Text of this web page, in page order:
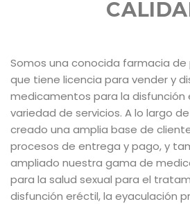
Somos una conocida farmacia
que tiene licencia para vender y
medicamentos para la disfunción
variedad de servicios. A lo largo
creado una amplia base de
procesos de entrega y pago, y
ampliado nuestra gama de
para la salud sexual para el
disfunción eréctil, la eyaculación